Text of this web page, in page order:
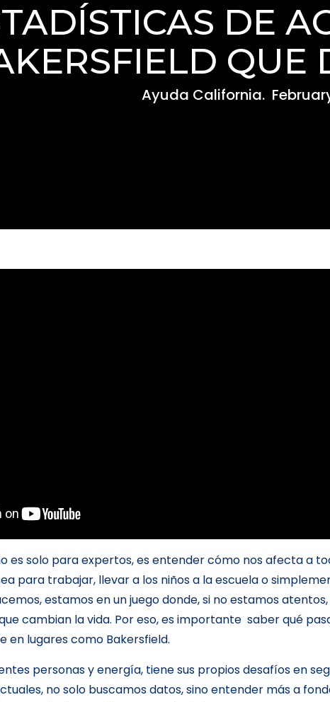
DE
QUE
Ayuda California.
es solo para expertos, es entender cómo nos afecta a
para trabajar, llevar a los niños a la escuela o
estamos en un juego donde, si no estamos
cambian la vida. Por eso, es importante saber qué
lugares como Bakersfield.
personas y energía, tiene sus propios desafíos en
no solo buscamos datos, sino entender más a